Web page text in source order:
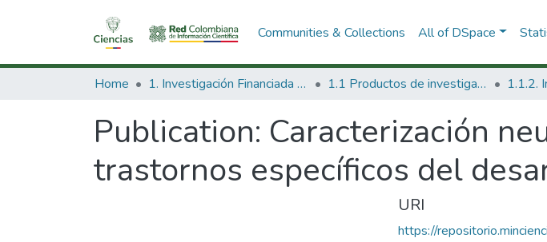
Communities & Collections All of DSpace
Home 1. Investigación Financiada con Recursos Públicos 1.1 Productos de investigación 1.1.2.
Publication: Caracterización
trastornos específicos del
URI
https://